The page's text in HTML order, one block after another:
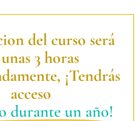
del curso será
3 horas
¡Tendrás
acceso
durante un año!